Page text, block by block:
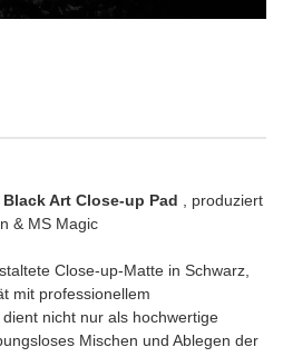
Art Close-up Pad , produziert
& MS Magic
Close-up-Matte in Schwarz,
mit professionellem
nicht nur als hochwertige
Mischen und Ablegen der